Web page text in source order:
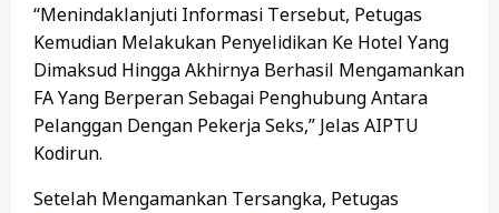
“Menindaklanjuti Informasi Tersebut, Petugas
Kemudian Melakukan Penyelidikan Ke Hotel Yang
Dimaksud Hingga Akhirnya Berhasil Mengamankan
FA Yang Berperan Sebagai Penghubung Antara
Pelanggan Dengan Pekerja Seks,” Jelas AIPTU
Kodirun.
Setelah Mengamankan Tersangka, Petugas